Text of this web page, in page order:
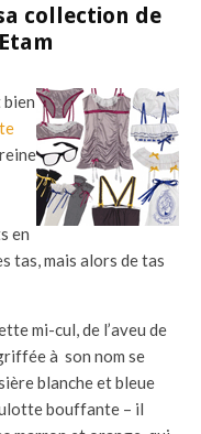
collection de
bien
en
tas, mais alors de tas
mi-cul, de l’aveu de
à son nom se
blanche et bleue
bouffante – il